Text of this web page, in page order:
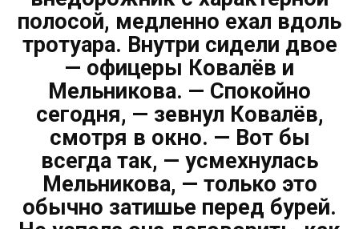
полосой, медленно ехал вдоль
тротуара. Внутри сидели двое
— офицеры Ковалёв и
Мельникова. — Спокойно
сегодня, — зевнул Ковалёв,
смотря в окно. — Вот бы
всегда так, — усмехнулась
Мельникова, — только это
обычно затишье перед бурей.